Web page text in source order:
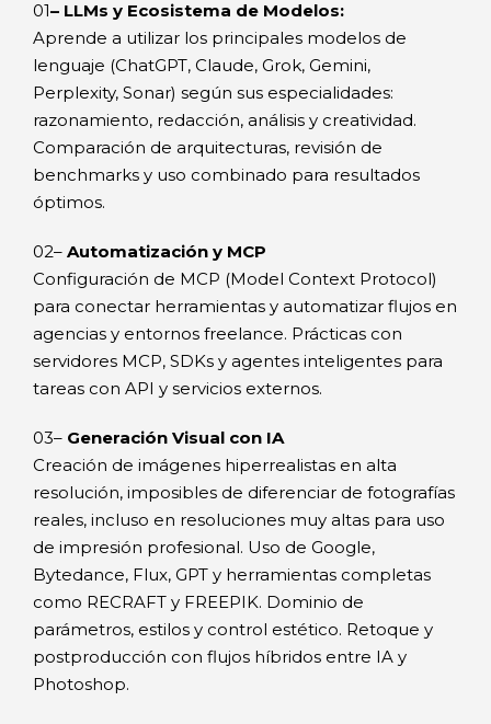
01– LLMs y Ecosistema de Modelos:
Aprende a utilizar los principales modelos de
lenguaje (ChatGPT, Claude, Grok, Gemini,
Perplexity, Sonar) según sus especialidades:
razonamiento, redacción, análisis y creatividad.
Comparación de arquitecturas, revisión de
benchmarks y uso combinado para resultados
óptimos.
02– Automatización y MCP
Configuración de MCP (Model Context Protocol)
para conectar herramientas y automatizar flujos en
agencias y entornos freelance. Prácticas con
servidores MCP, SDKs y agentes inteligentes para
tareas con API y servicios externos.
03– Generación Visual con IA
Creación de imágenes hiperrealistas en alta
resolución, imposibles de diferenciar de fotografías
reales, incluso en resoluciones muy altas para uso
de impresión profesional. Uso de Google,
Bytedance, Flux, GPT y herramientas completas
como RECRAFT y FREEPIK. Dominio de
parámetros, estilos y control estético. Retoque y
postproducción con flujos híbridos entre IA y
Photoshop.